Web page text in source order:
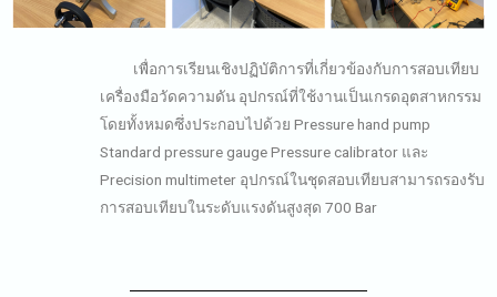
เพื่อการเรียนเชิงปฏิบัติการที่เกี่ยวข้องกับการสอบเทียบ
เครื่องมือวัดความดัน อุปกรณ์ที่ใช้งานเป็นเกรดอุตสาหกรรม
โดยทั้งหมดซึ่งประกอบไปด้วย Pressure hand pump
Standard pressure gauge Pressure calibrator และ
Precision multimeter อุปกรณ์ในชุดสอบเทียบสามารถรองรับ
การสอบเทียบในระดับแรงดันสูงสุด 700 Bar